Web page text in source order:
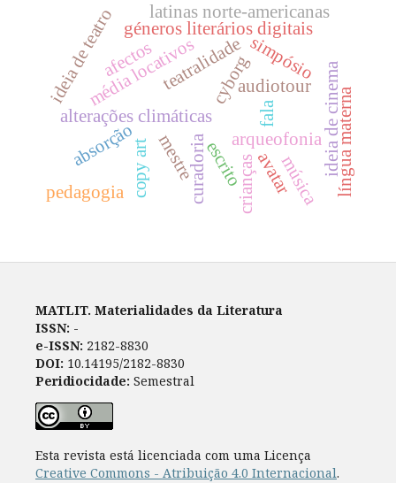
escritoarqueofonia
curadoria
alterações climáticas
audiotour
ideia de teatro
ideia de cinema
absorção
teatralidade
avatar
géneros literários digitais
cyborg
copy art
média locativos
crianças
latinas norte-americanas
simpósio
pedagogia língua materna
afectos
mestre música
fala
MATLIT. Materialidades da Literatura
ISSN: -
e-ISSN: 2182-8830
DOI: 10.14195/2182-8830
Peridiocidade: Semestral
Esta revista está licenciada com uma Licença
Creative Commons - Atribuição 4.0 Internacional.